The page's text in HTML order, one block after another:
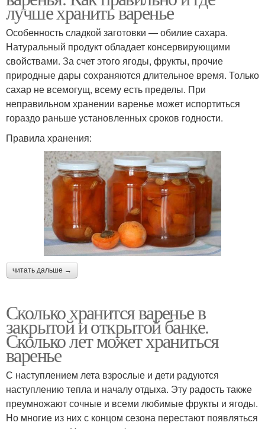
лучше хранить варенье
Особенность сладкой заготовки — обилие сахара.
Натуральный продукт обладает консервирующими
свойствами. За счет этого ягоды, фрукты, прочие
природные дары сохраняются длительное время. Только
сахар не всемогущ, всему есть пределы. При
неправильном хранении варенье может испортиться
гораздо раньше установленных сроков годности.
Правила хранения:
читать дальше →
Сколько хранится варенье в
закрытой и открытой банке.
Сколько лет может храниться
варенье
С наступлением лета взрослые и дети радуются
наступлению тепла и началу отдыха. Эту радость также
преумножают сочные и всеми любимые фрукты и ягоды.
Но многие из них с концом сезона перестают появляться